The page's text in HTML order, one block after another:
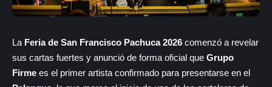
La Feria de San Francisco Pachuca 2026 comenzó a revelar
sus cartas fuertes y anunció de forma oficial que Grupo
Firme es el primer artista confirmado para presentarse en el